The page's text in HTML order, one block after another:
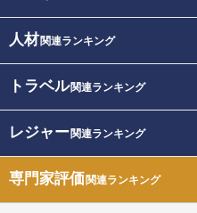
人材関連ランキング
トラベル関連ランキング
レジャー関連ランキング
専門家評価関連ランキング